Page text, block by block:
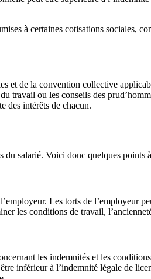
à certaines cotisations sociales,
et de la convention collective
travail ou les conseils des
des intérêts de chacun.
salarié. Voici donc quelques points
Les torts de l’employeur
les conditions de travail,
les indemnités et les
inférieur à l’indemnité légale de